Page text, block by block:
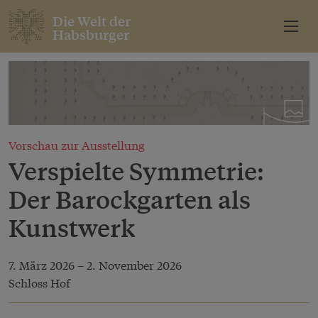
Die Welt der
Habsburger
Vorschau zur Ausstellung
Verspielte Symmetrie:
Der Barockgarten als
Kunstwerk
7. März 2026 – 2. November 2026
Schloss Hof